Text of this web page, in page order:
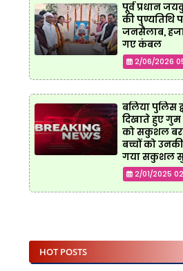
पूर्व प्रधान
की पुण्यतिथि
जनसैलाब,
गए कंबल
2/06/2026
बलिया पुलिस
दिखाते हुए गुम
को सकुशल
बच्चों को
गया सकुशल
2/01/2025
HOT POSTS